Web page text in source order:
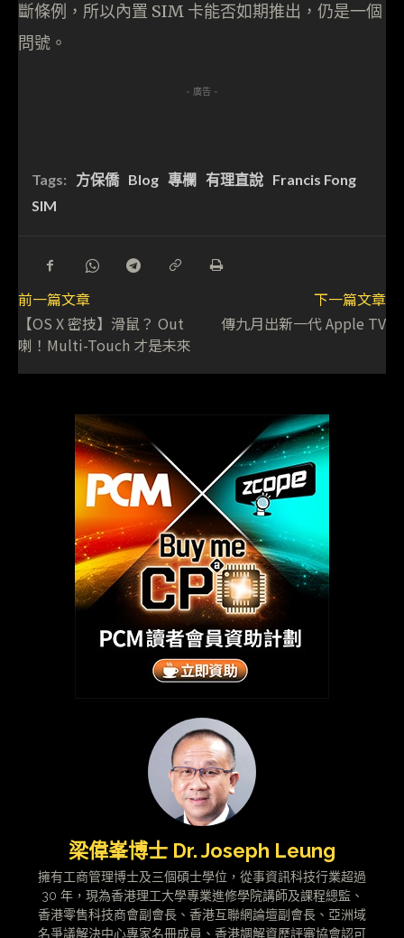
斷條例，所以內置 SIM 卡能否如期推出，仍是一個
問號。
- 廣告 -
Tags: 方保僑 Blog 專欄 有理直說 Francis Fong
SIM
前一篇文章
【OS X 密技】滑鼠？ Out
喇！Multi-Touch 才是未來
下一篇文章
傳九月出新一代 Apple TV
梁偉峯博士 Dr. Joseph Leung
擁有工商管理博士及三個碩士學位，從事資訊科技行業超過
30 年，現為香港理工大學專業進修學院講師及課程總監、
香港零售科技商會副會長、香港互聯網論壇副會長、亞洲域
名爭議解決中心專家名冊成員、香港調解資歷評審協會認可